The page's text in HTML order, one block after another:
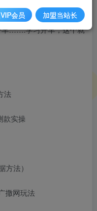
拖价玩法、人群玩法、
车…….学习开车，这个就
法
款实操
法）
撒网玩法
会员 加盟当站长